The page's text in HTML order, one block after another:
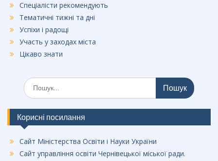
Спеціалісти рекомендують
Тематичні тижні та дні
Успіхи і радощі
Участь у заходах міста
Цікаво знати
Шукати:
Корисні посилання
Сайт Міністерства Освіти і Науки України
Сайт управління освіти Чернівецької міської ради.